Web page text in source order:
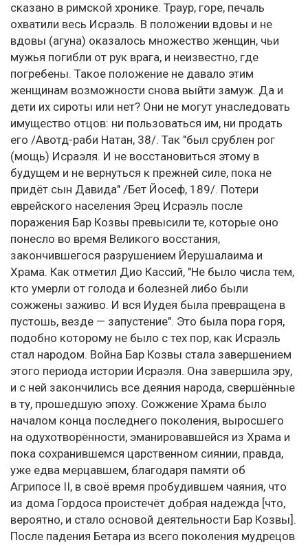
сказано в римской хронике. Траур, горе, печаль
охватили весь Исраэль. В положении вдовы и не
вдовы (агуна) оказалось множество женщин, чьи
мужья погибли от рук врага, и неизвестно, где
погребены. Такое положение не давало этим
женщинам возможности снова выйти замуж. Да и
дети их сироты или нет? Они не могут унаследовать
имущество отцов: ни пользоваться им, ни продать
его /Авотд-раби Натан, 38/. Так "был срублен рог
(мощь) Исраэля. И не восстановиться этому в
будущем и не вернуться к прежней силе, пока не
придёт сын Давида" /Бет Йосеф, 189/. Потери
еврейского населения Эрец Исраэль после
поражения Бар Козвы превысили те, которые оно
понесло во время Великого восстания,
закончившегося разрушением Йерушалаима и
Храма. Как отметил Дио Кассий, "Не было числа тем,
кто умерли от голода и болезней либо были
сожжены заживо. И вся Иудея была превращена в
пустошь, везде — запустение". Это была пора горя,
подобно которому не было с тех пор, как Исраэль
стал народом. Война Бар Козвы стала завершением
этого периода истории Исраэля. Она завершила эру,
и с ней закончились все деяния народа, свершённые
в ту, прошедшую эпоху. Сожжение Храма было
началом конца последнего поколения, выросшего
на одухотворённости, эманировавшейся из Храма и
пока сохранившемся царственном сиянии, правда,
уже едва мерцавшем, благодаря памяти об
Агрипосе II, в своё время пробудившем чаяния, что
из дома Гордоса проистечёт добрая надежда [что,
вероятно, и стало основой деятельности Бар Козвы].
После падения Бетара из всего поколения мудрецов